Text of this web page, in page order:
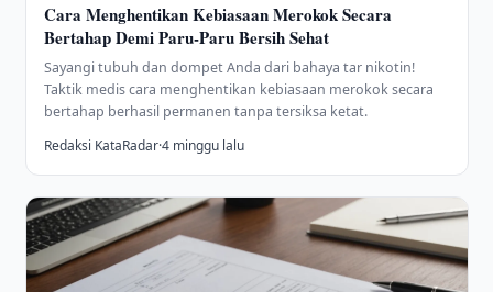
Cara Menghentikan Kebiasaan Merokok Secara
Bertahap Demi Paru-Paru Bersih Sehat
Sayangi tubuh dan dompet Anda dari bahaya tar nikotin!
Taktik medis cara menghentikan kebiasaan merokok secara
bertahap berhasil permanen tanpa tersiksa ketat.
Redaksi KataRadar·4 minggu lalu